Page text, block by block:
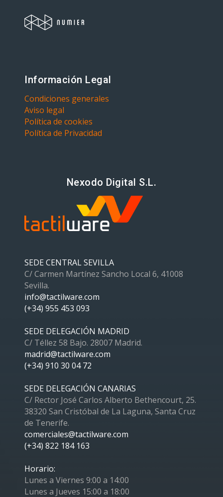
Información Legal
Condiciones generales
Aviso legal
Política de cookies
Política de Privacidad
Nexodo Digital S.L.
SEDE CENTRAL SEVILLA
C/ Carmen Martínez Sancho Local 6, 41008
Sevilla.
info@tactilware.com
(+34) 955 453 093
SEDE DELEGACIÓN MADRID
C/ Téllez 58 Bajo. 28007 Madrid.
madrid@tactilware.com
(+34) 910 30 04 72
SEDE DELEGACIÓN CANARIAS
C/ Rector José Carlos Alberto Bethencourt, 25.
38320 San Cristóbal de La Laguna, Santa Cruz
de Tenerife.
comerciales@tactilware.com
(+34) 822 184 163
Horario:
Lunes a Viernes 9:00 a 14:00
Lunes a Jueves 15:00 a 18:00